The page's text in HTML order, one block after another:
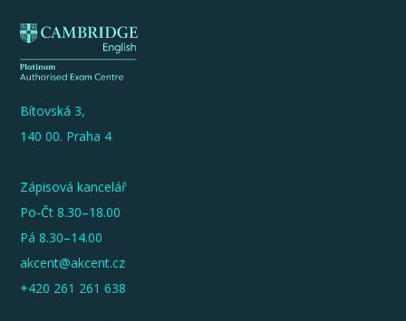
Bítovská 3,
140 00. Praha 4
Zápisová kancelář
Po-Čt 8.30–18.00
Pá 8.30–14.00
akcent@akcent.cz
+420 261 261 638